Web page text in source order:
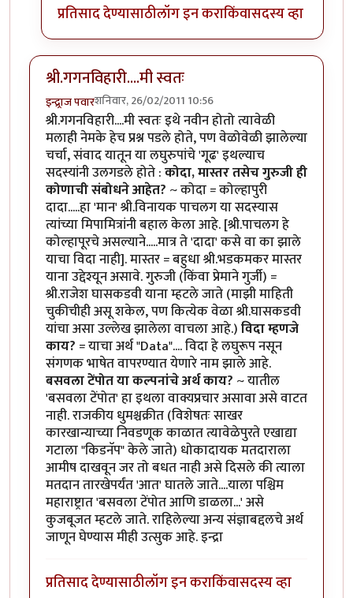
प्रतिसाद देण्यासाठीलॉग इन कराकिंवासदस्य व्हा
श्री.गगनविहारी....मी स्वतः
इन्द्र्राज पवारशनिवार, 26/02/2011 10:56
श्री.गगनविहारी....मी स्वतः इथे नवीन होतो त्यावेळी
मलाही नेमके हेच प्रश्न पडले होते, पण वेळोवेळी झालेल्या
चर्चा, संवाद यातून या लघुरुपांचे 'गूढ' इथल्याच
सदस्यांनी उलगडले होते :कोदा, मास्तर तसेच गुरुजी ही
कोणाची संबोधने आहेत? ~ कोदा = कोल्हापुरी
दादा.....हा 'मान' श्री.विनायक पाचलग या सदस्यास
त्यांच्या मिपामित्रांनी बहाल केला आहे. [श्री.पाचलग हे
कोल्हापूरचे असल्याने.....मात्र ते 'दादा' कसे वा का झाले
याचा विदा नाही]. मास्तर = बहुधा श्री.भडकमकर मास्तर
याना उद्देश्यून असावे. गुरुजी (किंवा प्रेमाने गुर्जी) =
श्री.राजेश घासकडवी याना म्हटले जाते (माझी माहिती
चुकीचीही असू शकेल, पण कित्येक वेळा श्री.घासकडवी
यांचा असा उल्लेख झालेला वाचला आहे.)विदा म्हणजे
काय? = याचा अर्थ "Data".... विदा हे लघुरूप नसून
संगणक भाषेत वापरण्यात येणारे नाम झाले आहे.
बसवला टेंपोत या कल्पनांचे अर्थ काय? ~ यातील
'बसवला टेंपोत' हा इथला वाक्यप्रचार असावा असे वाटत
नाही. राजकीय धुमश्चक्रीत (विशेषतः साखर
कारखान्याच्या निवडणूक काळात त्यावेळेपुरते एखाद्या
गटाला "किडनॅप" केले जाते) धोकादायक मतदाराला
आमीष दाखवून जर तो बधत नाही असे दिसले की त्याला
मतदान तारखेपर्यंत 'आत' घातले जाते....याला पश्चिम
महाराष्ट्रात 'बसवला टेंपोत आणि डाळला...' असे
कुजबूजत म्हटले जाते. राहिलेल्या अन्य संज्ञाबद्दलचे अर्थ
जाणून घेण्यास मीही उत्सुक आहे. इन्द्रा
प्रतिसाद देण्यासाठीलॉग इन कराकिंवासदस्य व्हा